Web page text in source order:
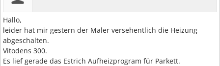
Hallo,
leider hat mir gestern der Maler versehentlich die Heizung
abgeschalten.
Vitodens 300.
Es lief gerade das Estrich Aufheizprogram für Parkett.